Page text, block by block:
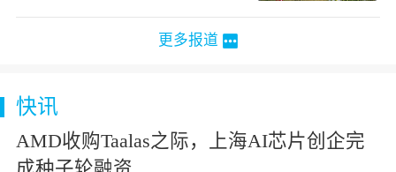
更多报道
快讯
AMD收购Taalas之际，上海AI芯片创企完